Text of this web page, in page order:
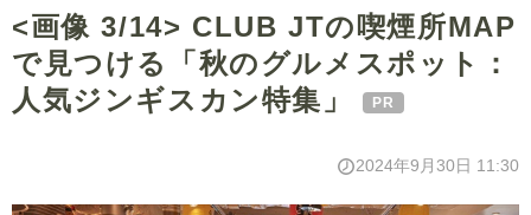
<画像 3/14> CLUB JTの喫煙所MAP
で見つける「秋のグルメスポット：
人気ジンギスカン特集」
2024年9月30日 11:30